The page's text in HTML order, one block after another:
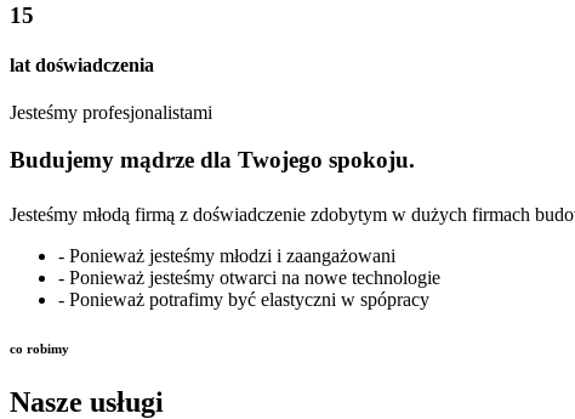
15
lat doświadczenia
Jesteśmy profesjonalistami
Budujemy mądrze dla Twojego spokoju.
Jesteśmy młodą firmą z doświadczenie zdobytym w dużych firmach
- Ponieważ jesteśmy młodzi i zaangażowani
- Ponieważ jesteśmy otwarci na nowe technologie
- Ponieważ potrafimy być elastyczni w spópracy
co robimy
Nasze usługi